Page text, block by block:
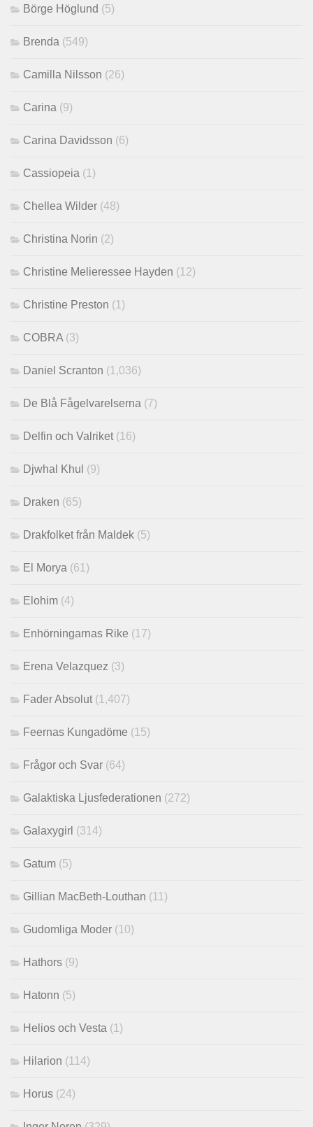
Börge Höglund (5)
Brenda (549)
Camilla Nilsson (26)
Carina (9)
Carina Davidsson (6)
Cassiopeia (1)
Chellea Wilder (48)
Christina Norin (2)
Christine Melieressee Hayden (12)
Christine Preston (1)
COBRA (3)
Daniel Scranton (1,036)
De Blå Fågelvarelserna (7)
Delfin och Valriket (16)
Djwhal Khul (9)
Draken (65)
Drakfolket från Maldek (5)
El Morya (61)
Elohim (4)
Enhörningarnas Rike (17)
Erena Velazquez (3)
Fader Absolut (1,407)
Feernas Kungadöme (15)
Frågor och Svar (64)
Galaktiska Ljusfederationen (272)
Galaxygirl (314)
Gatum (5)
Gillian MacBeth-Louthan (11)
Gudomliga Moder (10)
Hathors (9)
Hatonn (5)
Helios och Vesta (1)
Hilarion (114)
Horus (24)